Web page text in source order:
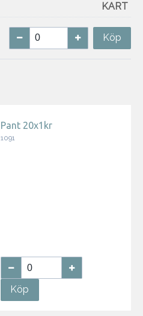
KART
Köp
Pant 20x1kr
1091
Köp